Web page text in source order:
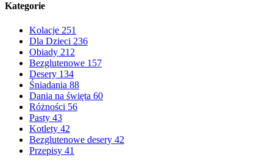
Kategorie
Kolacje 251
Dla Dzieci 236
Obiady 212
Bezglutenowe 157
Desery 134
Śniadania 88
Dania na święta 60
Różności 56
Pasty 43
Kotlety 42
Bezglutenowe desery 42
Przepisy 41